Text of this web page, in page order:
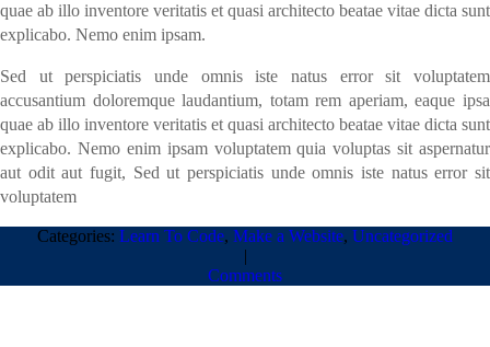
quae ab illo inventore veritatis et quasi architecto beatae vitae dicta sunt
explicabo. Nemo enim ipsam.
Sed ut perspiciatis unde omnis iste natus error sit voluptatem
accusantium doloremque laudantium, totam rem aperiam, eaque ipsa
quae ab illo inventore veritatis et quasi architecto beatae vitae dicta sunt
explicabo. Nemo enim ipsam voluptatem quia voluptas sit aspernatur
aut odit aut fugit, Sed ut perspiciatis unde omnis iste natus error sit
voluptatem
Categories: Learn To Code, Make a Website, Uncategorized
|
Comments